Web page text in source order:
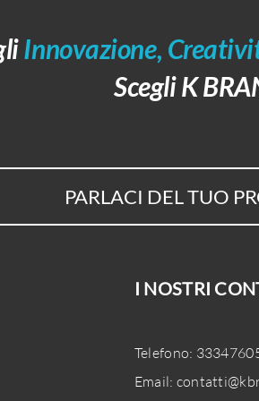
Innovazione,
Scegli K
PARLACI DEL TUO
I NOSTRI
Telefono:
Email: